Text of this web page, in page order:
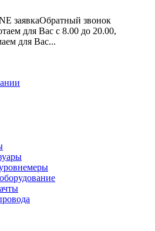
заявкаОбратный звонок
для Вас с 8.00 до 20.00,
для Вас...